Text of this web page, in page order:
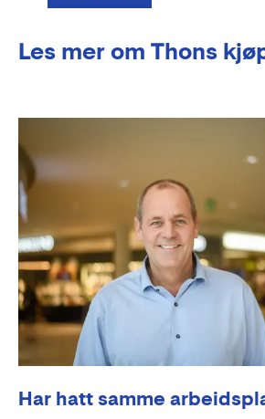
Les mer om Thons
Har hatt samme